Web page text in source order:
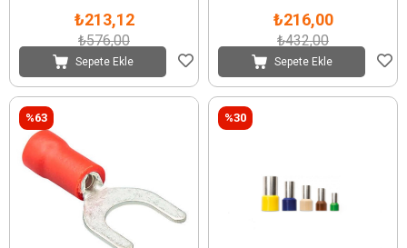
₺213,12
₺576,00
Sepete Ekle
₺216,00
₺432,00
Sepete Ekle
%63 %30